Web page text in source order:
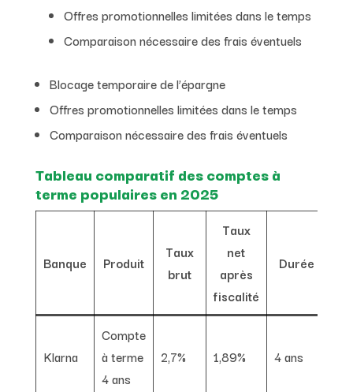
Offres promotionnelles limitées dans le temps
Comparaison nécessaire des frais éventuels
Blocage temporaire de l’épargne
Offres promotionnelles limitées dans le temps
Comparaison nécessaire des frais éventuels
Tableau comparatif des comptes à
terme populaires en 2025
Banque Produit
Taux
brut
Taux
net
après
fiscalité
Durée
Klarna
Compte
à terme
4 ans
2,7% 1,89% 4 ans